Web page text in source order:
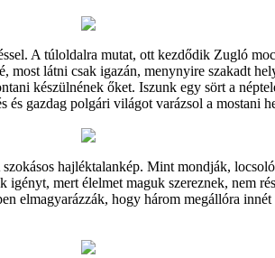
A túloldalra mutat, ott kezdődik Zugló
látni csak igazán, menynyire szakadt
készülnének őket. Iszunk egy sört a
gazdag polgári világot varázsol a mostani
hajléktalankép. Mint mondják,
mert élelmet maguk szereznek, nem
elmagyarázzák, hogy három megállóra